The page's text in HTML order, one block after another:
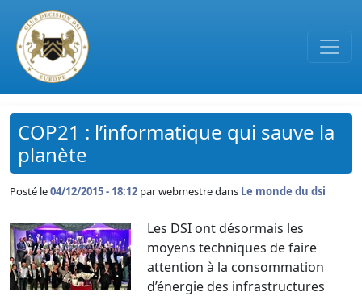
Passer au contenu principal
COP21 : l’informatique qui sauve la
planète
Posté le04/12/2015 - 18:12 parwebmestre dans Le monde du dsi
Les DSI ont désormais les
moyens techniques de faire
attention à la consommation
d’énergie des infrastructures